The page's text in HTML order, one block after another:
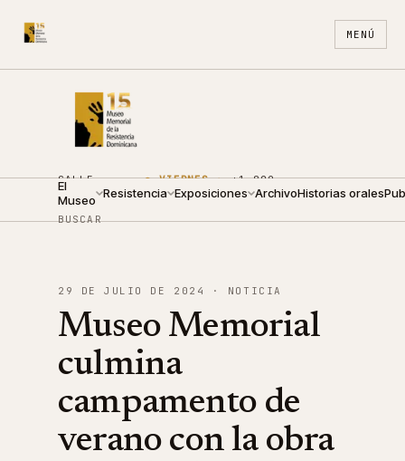
MENÚ
CALLE
ARZOBISPO
NOUEL 210
●VIERNES ·
09:00 —
+1 809
688
ES EN
El
Museo Resistencia Exposiciones ArchivoHistorias orales
BUSCAR
29 DE JULIO DE 2024 · NOTICIA
Museo Memorial
culmina
campamento de
verano con la obra